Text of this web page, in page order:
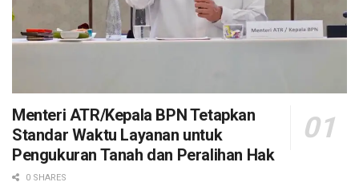
Menteri ATR/Kepala BPN Tetapkan
Standar Waktu Layanan untuk
Pengukuran Tanah dan Peralihan Hak
0 SHARES